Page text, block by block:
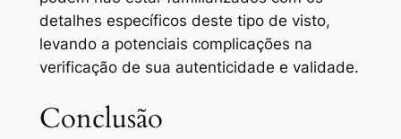
detalhes específicos deste tipo de visto,
levando a potenciais complicações na
verificação de sua autenticidade e validade.
Conclusão